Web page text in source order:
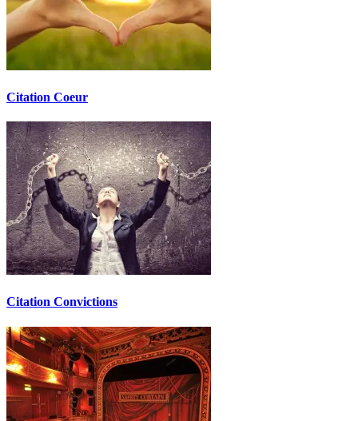
Citation Coeur
Citation Convictions